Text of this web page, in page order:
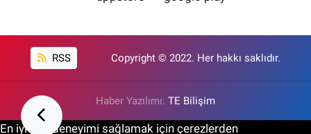
RSS Copyright © 2022. Her hakkı saklıdır.
Haber Yazılımı: TE Bilişim
En iyi site deneyimi sağlamak için çerezlerden